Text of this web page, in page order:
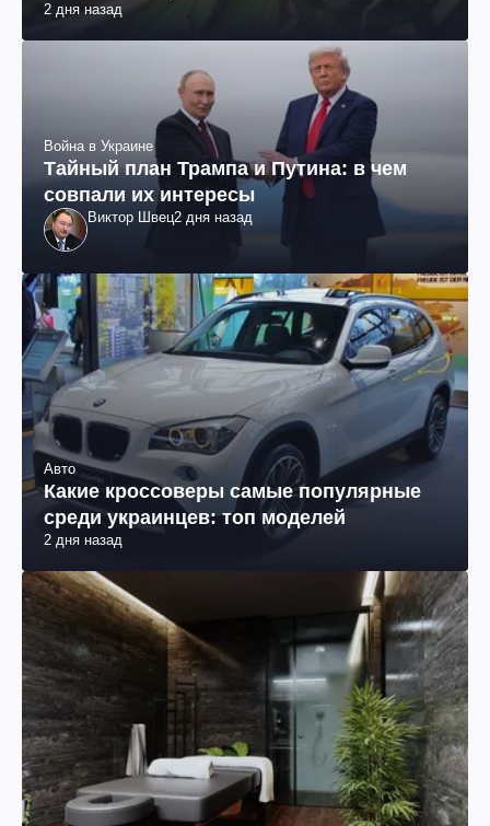
2 дня назад
Война в Украине
Тайный план Трампа и Путина: в чем
совпали их интересы
Виктор Швец2 дня назад
Авто
Какие кроссоверы самые популярные
среди украинцев: топ моделей
2 дня назад